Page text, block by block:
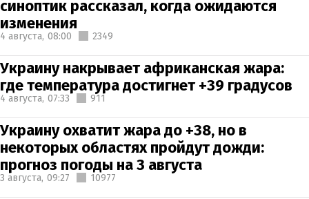
синоптик рассказал, когда ожидаются
изменения
4 августа, 08:00 2349
Украину накрывает африканская жара:
где температура достигнет +39 градусов
4 августа, 07:33 911
Украину охватит жара до +38, но в
некоторых областях пройдут дожди:
прогноз погоды на 3 августа
3 августа, 09:27 10977